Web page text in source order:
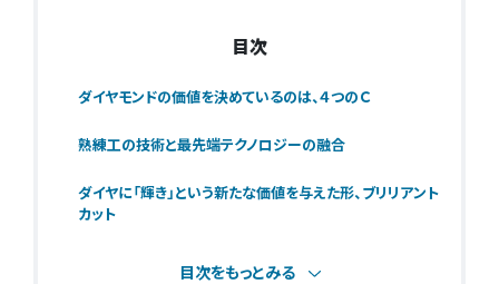
目次
ダイヤモンドの価値を決めているのは、４つのＣ
熟練工の技術と最先端テクノロジーの融合
ダイヤに「輝き」という新たな価値を与えた形、ブリリアント
カット
目次をもっとみる